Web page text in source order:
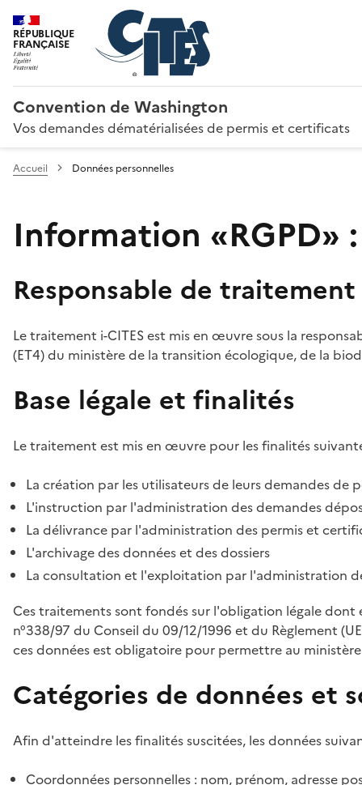
RÉPUBLIQUE
FRANÇAISE
Convention de Washington
Vos demandes dématérialisées de permis et certificats
Accueil Données personnelles
Information «RGPD»
Responsable de traitement
Le traitement i-CITES est mis en œuvre sous la
(ET4) du ministère de la transition écologique, de la
Base légale et finalités
Le traitement est mis en œuvre pour les finalités
La création par les utilisateurs de leurs demandes
L'instruction par l'administration des demandes
La délivrance par l'administration des permis et
L'archivage des données et des dossiers
La consultation et l'exploitation par l'administration
Ces traitements sont fondés sur l'obligation légale
n°338/97 du Conseil du 09/12/1996 et du Règlement
ces données est obligatoire pour permettre au
Catégories de données et
Afin d'atteindre les finalités suscitées, les données
Coordonnées personnelles : nom, prénom, adresse